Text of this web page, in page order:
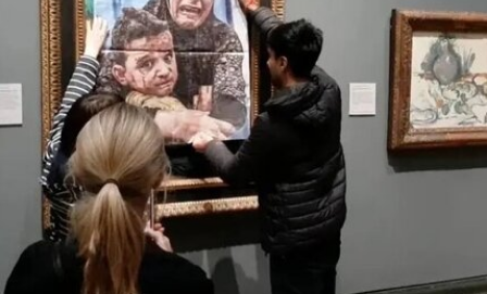
的涟漪不断向外扩散。”
福蒂于1935年3月25日出生于意大利佛罗伦萨的一
个犹太家庭。三年后，当法西斯领导人贝尼托·墨索
里尼（Benito Mussolini）开始剥夺意大利犹太人的
公民身份时，福蒂全家逃往美国，最终定居洛杉
矶。她曾进入俄勒冈州波特兰的里德学院（Reed
College）就读，但中途退学，并与当时的伴侣、观
念艺术家罗伯特·莫里斯（Robert Morris）搬到旧金
山。在那里，她先后于哈尔普林-拉思罗普学校